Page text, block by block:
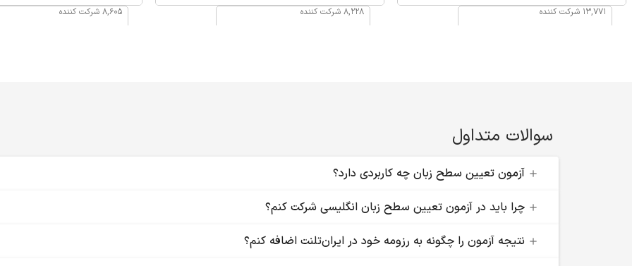
13,771 شرکت کننده 8,228 شرکت کننده 8,605 شرکت کننده
سوالات متداول
آزمون تعیین سطح زبان چه کاربردی دارد؟
چرا باید در آزمون تعیین سطح زبان انگلیسی شرکت کنم؟
نتیجه آزمون را چگونه به رزومه خود در ایران‌تلنت اضافه کنم؟